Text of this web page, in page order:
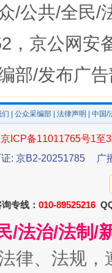
/公共/全民/
，京公网安
部/发布广
们 公众采编部 法律声明 | 中国
京ICP备11011765号1至
证: 京B2-20251785
广
专线： 010-89525216
/法治/法制/
律、法规